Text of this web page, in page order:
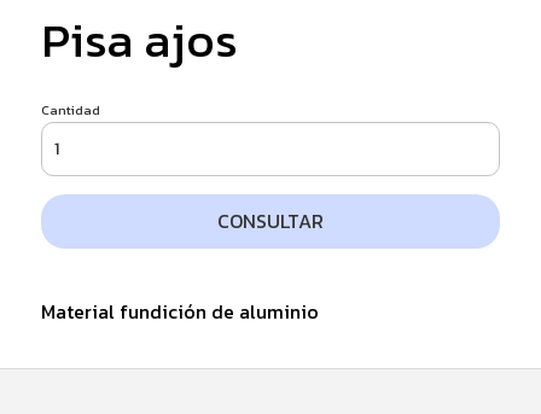
Pisa ajos
Cantidad
CONSULTAR
Material fundición de aluminio